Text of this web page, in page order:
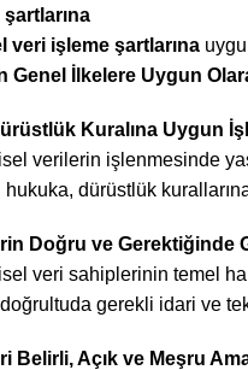
veri işleme şartlarına
Genel İlkelere Uygun
Kuralına Uygun
verilerin işlenmesinde
dürüstlük
Doğru ve Gerektiğinde
veri sahiplerinin temel
gerekli idari ve
Belirli, Açık ve Meşru